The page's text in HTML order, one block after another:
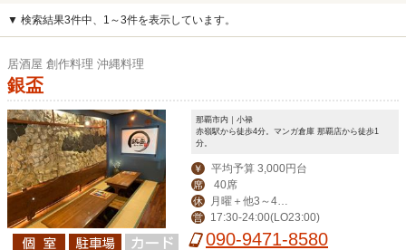
キッズルーム
安い デート
▼ 検索結果3件中、1～3件を表示しています。
居酒屋 創作料理 沖縄料理
銀盃
那覇市内｜小禄
赤嶺駅から徒歩4分。マンガ倉庫 那覇店から徒歩1
分。
￥ 平均予算 3,000円台
席 40席
休
変動でお休み
営 17:30-24:00(LO23:00)
090-9471-8580